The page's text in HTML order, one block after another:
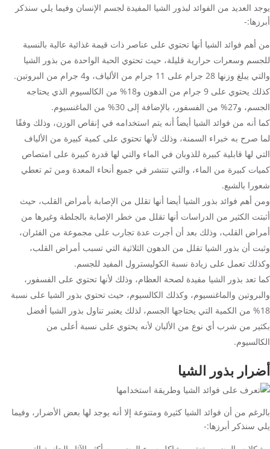
يوجد العديد من الفوائد لبذور الشيا المفيدة لجسم الإنسان وفيما يلي سنذكر
أبرزها:-
من أهم فوائد الشيا أنها تحتوي على عناصر ذات قيمة غذائية عالية بالنسبة
للجسم وسعرات حرارية قليلة، حيث تحتوي الحبة الواحدة من بذور الشيا
والتي يبلغ وزنها 28 جرام على 11 جرام من الألياف، و4 جرام من البروتين.
كذلك يحتوي على 9 جرام من الدهون و18% من الكالسيوم الذي يحتاجه
الجسم، و27% من الفسفور، بالإضافة إلى 30% من الماغنسيوم.
كما أنه من فوائد الشيا أيضاُ أنه يتم استخدامه في إنقاص الوزن، وذلك وفقًا
لما صرح به خبراء السمنة، وذلك لأنها تحتوي على كمية كبيرة من الألياف
التي لها قابلية كبيرة للذوبان في الماء والتي لها قدرة كبيرة على امتصاص
كميات كبيرة من الماء، والتي تنتشر في جميع أنحاء المعدة ومن ثم تعطي
شعورا بالشبع.
ومن أهم فوائد بذور الشيا أيضا أنها تقلل من الإصابة بأمراض القلب، حيث
أثبتت الكثير من الدراسات أنها تقلل من خطر الإصابة بالجلطة وغيرها من
أمراض القلب، وذلك بعد أن أجرت عدة تجارب على مجموعة من الفئران،
وثبت أن بذور الشيا تقلل من الدهون الثلاثية التي تسبب أمراض القلب،
وكذلك تعمل على زيادة نسبة الكوليسترول المفيد للجسم.
كما تعد بذور الشيا مفيدة لصحة العظام، وذلك لأنها تحتوي على الفسفور،
والبروتين والماغنسيوم، وكذلك الكالسيوم، حيث تحتوي بذور الشيا على نسبة
18% من الكمية التي يحتاجها الجسم، لذلك يعتبر تناول بذور الشيا أفضل
بكثير من شرب أي نوع من الألبان لأنه يحتوي على نسبة أعلى من
الكالسيوم.
أضرار بذور الشيا
بالرغم من أن فوائد الشيا كثيرة ومتنوعة إلا أنه يوجد لها بعض الأضرار، وفيما
يلي سنذكر أبرزها:-